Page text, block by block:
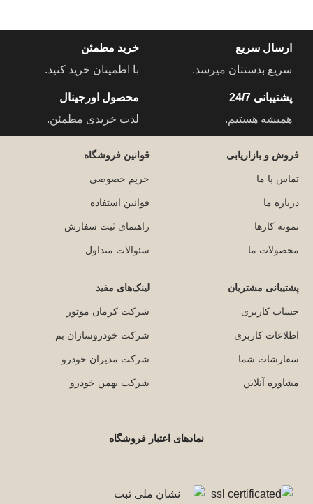
ارسال سریع
سریع بدستتان میرسد.
خرید مطمئن
با اطمینان خرید کنید.
پشتیبانی 24/7
همیشه هستیم.
محصول اورجینال
لذت خریدی مطمئن.
فروش و بازاریابی
تماس با ما
درباره ما
نمونه کارها
محصولات ما
قوانین فروشگاه
حریم خصوصی
قوانین استفاده
راهنمای ثبت سفارش
سئوالات متداول
پشتیبانی مشتریان
حساب کاربری
اطلاعات کاربری
سفارشات شما
مشاوره آنلاین
لینک‌های مفید
شرکت کرمان موتور
شرکت خودروسازان بم
شرکت مدیران خودرو
شرکت بهمن خودرو
نمادهای اعتبار فروشگاه